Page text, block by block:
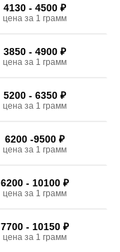
4130 - 4500 ₽
цена за 1 грамм
3850 - 4900 ₽
цена за 1 грамм
5200 - 6350 ₽
цена за 1 грамм
6200 -9500 ₽
цена за 1 грамм
6200 - 10100 ₽
цена за 1 грамм
7700 - 10150 ₽
цена за 1 грамм